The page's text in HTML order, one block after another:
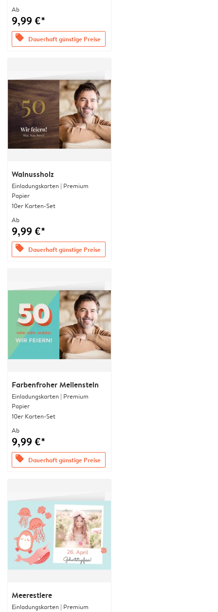
Ab
9,99 €*
offers Dauerhaft günstige Preise
Walnussholz
Einladungskarten | Premium
Papier
10er Karten-Set
Ab
9,99 €*
offers Dauerhaft günstige Preise
Farbenfroher Meilenstein
Einladungskarten | Premium
Papier
10er Karten-Set
Ab
9,99 €*
offers Dauerhaft günstige Preise
Meerestiere
Einladungskarten | Premium